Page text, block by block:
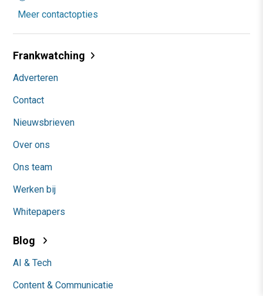
Meer contactopties
Frankwatching
Adverteren
Contact
Nieuwsbrieven
Over ons
Ons team
Werken bij
Whitepapers
Blog
AI & Tech
Content & Communicatie